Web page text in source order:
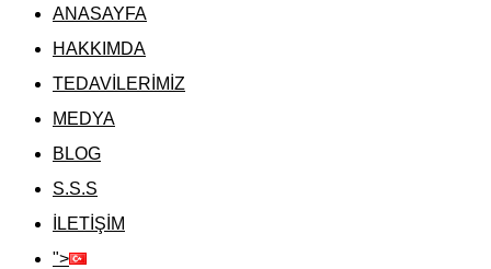
ANASAYFA
HAKKIMDA
TEDAVİLERİMİZ
MEDYA
BLOG
S.S.S
İLETİŞİM
">